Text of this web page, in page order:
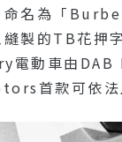
命名為「
縫製的TB花
動車由DAB
首款可依法